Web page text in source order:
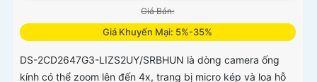
Giá Bán:
Giá Khuyến Mại: 5%-35%
DS-2CD2647G3-LIZS2UY/SRBHUN là dòng camera ống
kính có thể zoom lên đến 4x, trang bị micro kép và loa hỗ